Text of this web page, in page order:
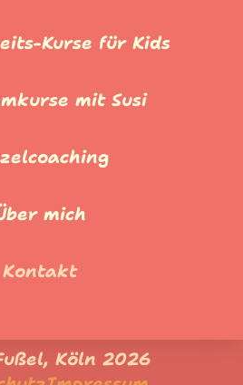
Kurse für Kids
mit Susi
mich
Kontakt
Köln 2026